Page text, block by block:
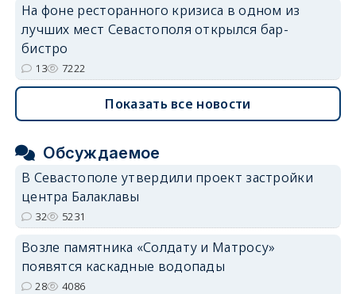
На фоне ресторанного кризиса в одном из
лучших мест Севастополя открылся бар-
бистро
13 7222
Показать все новости
Обсуждаемое
В Севастополе утвердили проект застройки
центра Балаклавы
32 5231
Возле памятника «Солдату и Матросу»
появятся каскадные водопады
28 4086